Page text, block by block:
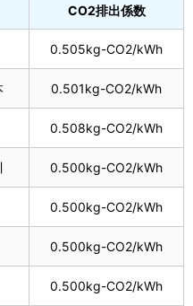
CO2排出係数
0.505kg-CO2/kWh
0.501kg-CO2/kWh
0.508kg-CO2/kWh
0.500kg-CO2/kWh
0.500kg-CO2/kWh
0.500kg-CO2/kWh
0.500kg-CO2/kWh